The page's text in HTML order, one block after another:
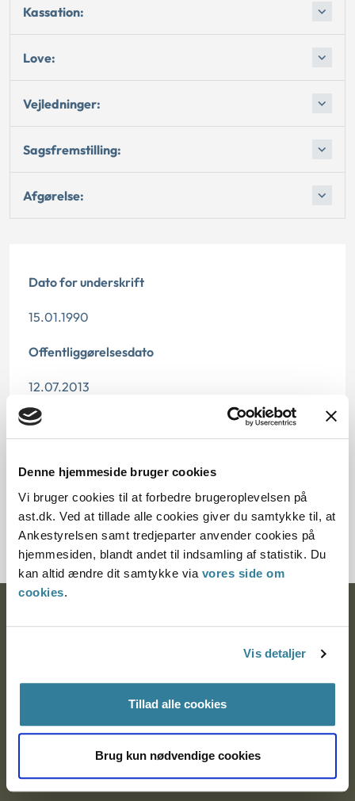
Denne hjemmeside bruger cookies
Vi bruger cookies til at forbedre brugeroplevelsen på
ast.dk. Ved at tillade alle cookies giver du samtykke til, at
Ankestyrelsen samt tredjeparter anvender cookies på
hjemmesiden, blandt andet til indsamling af statistik. Du
kan altid ændre dit samtykke via vores side om
cookies.
Vis detaljer
Tillad alle cookies
Brug kun nødvendige cookies
Kassation:
Love:
Vejledninger:
Sagsfremstilling:
Afgørelse:
Dato for underskrift
15.01.1990
Offentliggørelsesdato
12.07.2013
Paragraf
Journalnummer
Nytorv 7, 2. sal
Ankestyrelsen Aalborg